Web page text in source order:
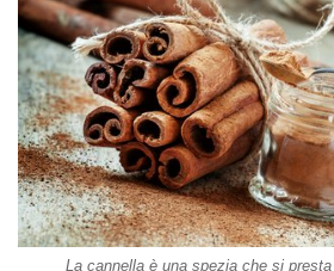
La cannella è una spezia che si